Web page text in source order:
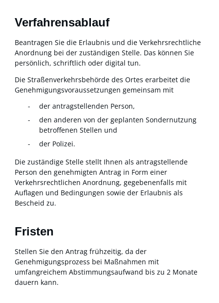
Verfahrensablauf
Beantragen Sie die Erlaubnis und die Verkehrsrechtliche
Anordnung bei der zuständigen Stelle. Das können Sie
persönlich, schriftlich oder digital tun.
Die Straßenverkehrsbehörde des Ortes erarbeitet die
Genehmigungsvoraussetzungen gemeinsam mit
der antragstellenden Person,
den anderen von der geplanten Sondernutzung
betroffenen Stellen und
der Polizei.
Die zuständige Stelle stellt Ihnen als antragstellende
Person den genehmigten Antrag in Form einer
Verkehrsrechtlichen Anordnung, gegebenenfalls mit
Auflagen und Bedingungen sowie der Erlaubnis als
Bescheid zu.
Fristen
Stellen Sie den Antrag frühzeitig, da der
Genehmigungsprozess bei Maßnahmen mit
umfangreichem Abstimmungsaufwand bis zu 2 Monate
dauern kann.